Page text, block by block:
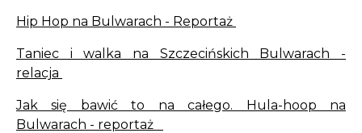
Hip Hop na Bulwarach - Reportaż
Taniec i walka na Szczecińskich Bulwarach -
relacja
Jak się bawić to na całego. Hula-hoop na
Bulwarach - reportaż